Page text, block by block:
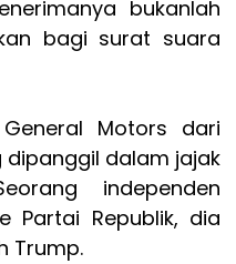
bukanlah
bagi surat suara
Motors dari
dipanggil dalam jajak
independen
Partai Republik, dia
Trump.